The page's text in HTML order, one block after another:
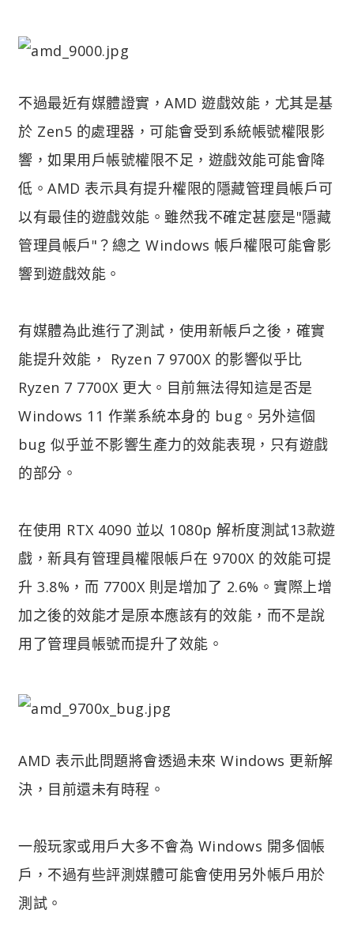
不過最近有媒體證實，AMD 遊戲效能，尤其是基
於 Zen5 的處理器，可能會受到系統帳號權限影
響，如果用戶帳號權限不足，遊戲效能可能會降
低。AMD 表示具有提升權限的隱藏管理員帳戶可
以有最佳的遊戲效能。雖然我不確定甚麼是"隱藏
管理員帳戶"？總之 Windows 帳戶權限可能會影
響到遊戲效能。
有媒體為此進行了測試，使用新帳戶之後，確實
能提升效能， Ryzen 7 9700X 的影響似乎比
Ryzen 7 7700X 更大。目前無法得知這是否是
Windows 11 作業系統本身的 bug。另外這個
bug 似乎並不影響生產力的效能表現，只有遊戲
的部分。
在使用 RTX 4090 並以 1080p 解析度測試13款遊
戲，新具有管理員權限帳戶在 9700X 的效能可提
升 3.8%，而 7700X 則是增加了 2.6%。實際上增
加之後的效能才是原本應該有的效能，而不是說
用了管理員帳號而提升了效能。
AMD 表示此問題將會透過未來 Windows 更新解
決，目前還未有時程。
一般玩家或用戶大多不會為 Windows 開多個帳
戶，不過有些評測媒體可能會使用另外帳戶用於
測試。